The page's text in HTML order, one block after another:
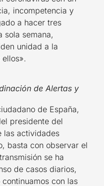
incompetencia y
a hacer tres
sola semana,
unidad a la
de Alertas y
de España,
presidente del
las actividades
basta con observar el
se ha
de casos diarios,
con las